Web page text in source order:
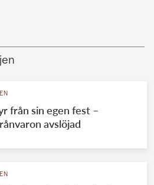
från sin egen fest –
avslöjad